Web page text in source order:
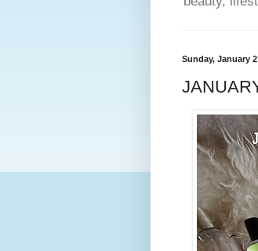
Sunday, January